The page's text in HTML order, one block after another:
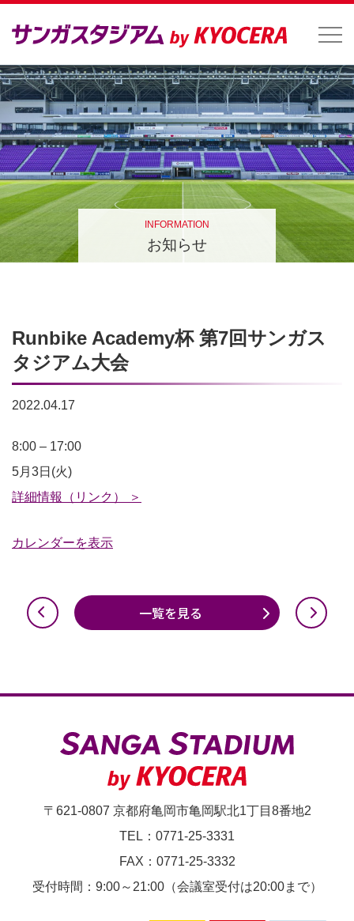
INFORMATION
お知らせ
Runbike Academy杯 第7回サンガス
タジアム大会
2022.04.17
Runbike
Academy
杯
7
タ
8:00 – 17:00
5月3日(火)
詳細情報（リンク） ＞
カレンダーを表示
一覧を見る
〒621-0807 京都府亀岡市亀岡駅北1丁目8番地2
TEL：0771-25-3331
FAX：0771-25-3332
受付時間：9:00～21:00（会議室受付は20:00まで）